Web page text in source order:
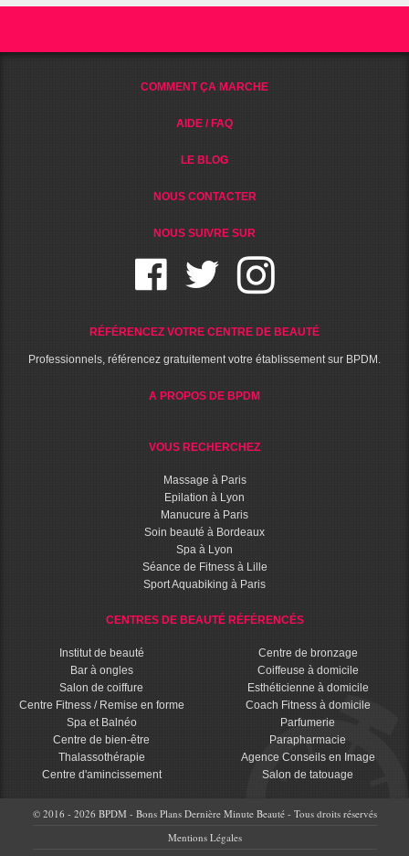
COMMENT ÇA MARCHE
AIDE / FAQ
LE BLOG
NOUS CONTACTER
NOUS SUIVRE SUR
RÉFÉRENCEZ VOTRE CENTRE DE BEAUTÉ
Professionnels, référencez gratuitement votre établissement sur BPDM.
A PROPOS DE BPDM
VOUS RECHERCHEZ
Massage à Paris
Epilation à Lyon
Manucure à Paris
Soin beauté à Bordeaux
Spa à Lyon
Séance de Fitness à Lille
Sport Aquabiking à Paris
CENTRES DE BEAUTÉ RÉFÉRENCÉS
Institut de beauté
Bar à ongles
Salon de coiffure
Centre Fitness / Remise en forme
Spa et Balnéo
Centre de bien-être
Thalassothérapie
Centre d'amincissement
Centre de bronzage
Coiffeuse à domicile
Esthéticienne à domicile
Coach Fitness à domicile
Parfumerie
Parapharmacie
Agence Conseils en Image
Salon de tatouage
© 2016 - 2026 BPDM - Bons Plans Dernière Minute Beauté - Tous droits réservés
Mentions Légales